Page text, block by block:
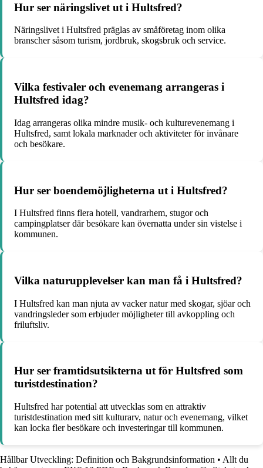
Hur ser näringslivet ut i Hultsfred?
Näringslivet i Hultsfred präglas av småföretag inom olika
branscher såsom turism, jordbruk, skogsbruk och service.
Vilka festivaler och evenemang arrangeras i
Hultsfred idag?
Idag arrangeras olika mindre musik- och kulturevenemang i
Hultsfred, samt lokala marknader och aktiviteter för invånare
och besökare.
Hur ser boendemöjligheterna ut i Hultsfred?
I Hultsfred finns flera hotell, vandrarhem, stugor och
campingplatser där besökare kan övernatta under sin vistelse i
kommunen.
Vilka naturupplevelser kan man få i Hultsfred?
I Hultsfred kan man njuta av vacker natur med skogar, sjöar och
vandringsleder som erbjuder möjligheter till avkoppling och
friluftsliv.
Hur ser framtidsutsikterna ut för Hultsfred som
turistdestination?
Hultsfred har potential att utvecklas som en attraktiv
turistdestination med sitt kulturarv, natur och evenemang, vilket
kan locka fler besökare och investeringar till kommunen.
Hållbar Utveckling: Definition och Bakgrundsinformation • Allt du